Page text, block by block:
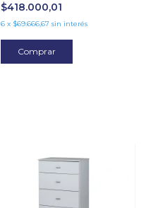
$418.000,01
6 x $69.666,67 sin interés
Comprar